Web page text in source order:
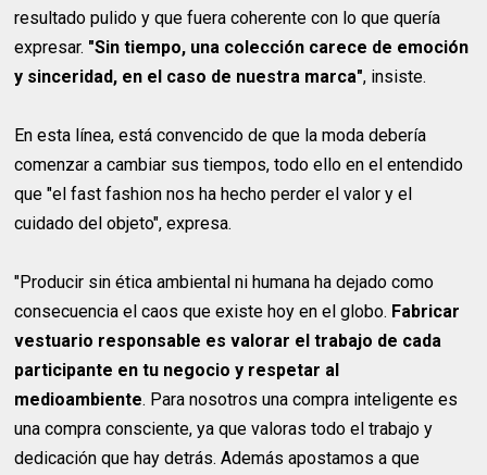
resultado pulido y que fuera coherente con lo que quería
expresar. "Sin tiempo, una colección carece de emoción
y sinceridad, en el caso de nuestra marca", insiste.
En esta línea, está convencido de que la moda debería
comenzar a cambiar sus tiempos, todo ello en el entendido
que "el fast fashion nos ha hecho perder el valor y el
cuidado del objeto", expresa.
"Producir sin ética ambiental ni humana ha dejado como
consecuencia el caos que existe hoy en el globo. Fabricar
vestuario responsable es valorar el trabajo de cada
participante en tu negocio y respetar al
medioambiente. Para nosotros una compra inteligente es
una compra consciente, ya que valoras todo el trabajo y
dedicación que hay detrás. Además apostamos a que